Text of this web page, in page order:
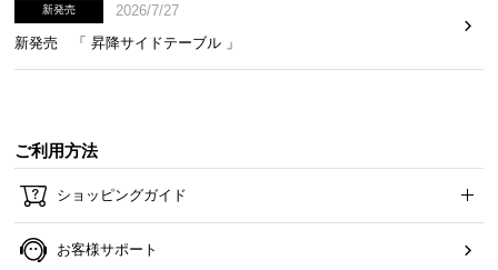
溝カット加工で通気性UP
新発売
2026/7/27
新発売 「 昇降サイドテーブル 」
ご利用方法
ショッピングガイド
お客様サポート